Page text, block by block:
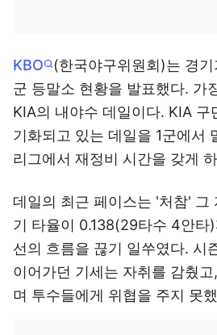
KBO
(한국야구위원회)는 경기
군 등말소 현황을 발표했다. 가
KIA의 내야수 데일이다. KIA 구
기화되고 있는 데일을 1군에서
리그에서 재정비 시간을 갖게
데일의 최근 페이스는 '처참' 그
기 타율이 0.138(29타수 4안타
선의 흐름을 끊기 일쑤였다. 시
이어가던 기세는 자취를 감췄
며 투수들에게 위협을 주지 못